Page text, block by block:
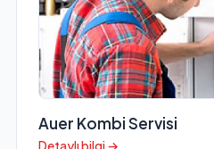
Auer Kombi Servisi